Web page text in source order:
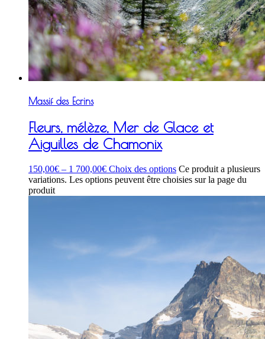
Massif des Ecrins
Fleurs, mélèze, Mer de Glace et
Aiguilles de Chamonix
150,00€ – 1 700,00€ Choix des options Ce produit a plusieurs
variations. Les options peuvent être choisies sur la page du
produit